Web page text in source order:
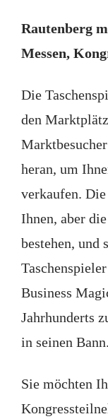
Rautenberg
Messen,
Die
den
heran, um
verkaufen.
Ihnen, aber
bestehen, und
Business
Jahrhunderts
in seinen Bann.
Sie möchten